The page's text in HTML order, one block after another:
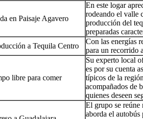
en Paisaje Agavero
En este logar
rodeando el valle
producción del
preparadas
a Tequila Centro
Con las energías
para un recorrido
libre para comer
Su experto local
es por su cuenta
típicos de la
acompañados de
quienes deseen
El grupo se reúne
aborda el autobús